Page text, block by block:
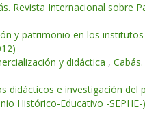
Revista Internacional sobre
y patrimonio en los
y didáctica ,
didácticos e investigación del
Histórico-Educativo -SEPHE-)